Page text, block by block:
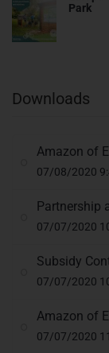
Park
Downloads
Amazon of
07/08/2020
Partnership
07/07/2020
Subsidy
07/07/2020
Amazon of
07/07/2020